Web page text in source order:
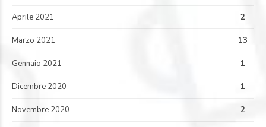
Aprile 2021 2
Marzo 2021 13
Gennaio 2021 1
Dicembre 2020 1
Novembre 2020 2